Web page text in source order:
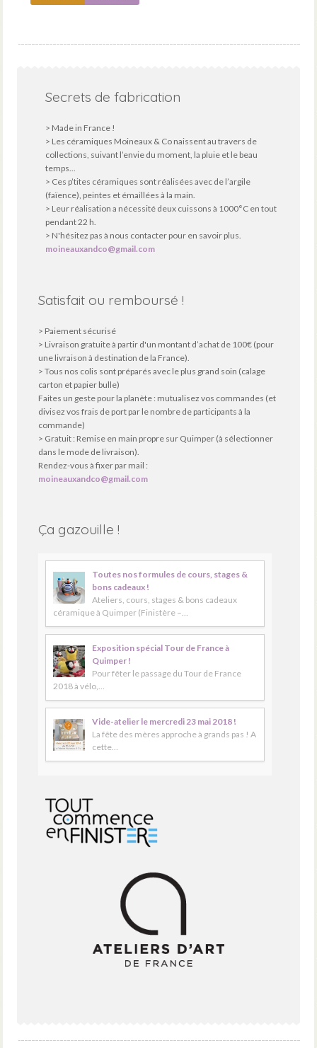
Secrets de fabrication
> Made in France !
> Les céramiques Moineaux & Co naissent au travers de
collections, suivant l’envie du moment, la pluie et le beau
temps...
> Ces p’tites céramiques sont réalisées avec de l’argile
(faïence), peintes et émaillées à la main.
> Leur réalisation a nécessité deux cuissons à 1000°C en tout
pendant 22 h.
> N'hésitez pas à nous contacter pour en savoir plus.
moineauxandco@gmail.com
Satisfait ou remboursé !
> Paiement sécurisé
> Livraison gratuite à partir d'un montant d’achat de 100€ (pour
une livraison à destination de la France).
> Tous nos colis sont préparés avec le plus grand soin (calage
carton et papier bulle)
Faites un geste pour la planète : mutualisez vos commandes (et
divisez vos frais de port par le nombre de participants à la
commande)
> Gratuit : Remise en main propre sur Quimper (à sélectionner
dans le mode de livraison).
Rendez-vous à fixer par mail :
moineauxandco@gmail.com
Ça gazouille !
Toutes nos formules de cours, stages &
bons cadeaux !
Ateliers, cours, stages & bons cadeaux
céramique à Quimper (Finistère –…
Exposition spécial Tour de France à
Quimper !
Pour fêter le passage du Tour de France
2018 à vélo,…
Vide-atelier le mercredi 23 mai 2018 !
La fête des mères approche à grands pas ! A
cette…